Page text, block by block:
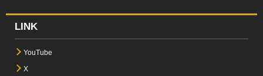
LINK
YouTube
X